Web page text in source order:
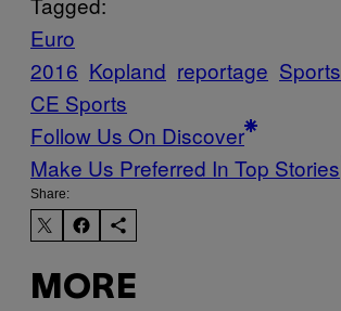
Euro
2016 Kopland reportage Sports
CE Sports
Follow Us On Discover
Make Us Preferred In Top Stories
Share:
MORE